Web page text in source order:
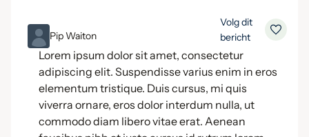
ML Pip Waiton
Volg dit
bericht
Lorem ipsum dolor sit amet, consectetur
adipiscing elit. Suspendisse varius enim in eros
elementum tristique. Duis cursus, mi quis
viverra ornare, eros dolor interdum nulla, ut
commodo diam libero vitae erat. Aenean